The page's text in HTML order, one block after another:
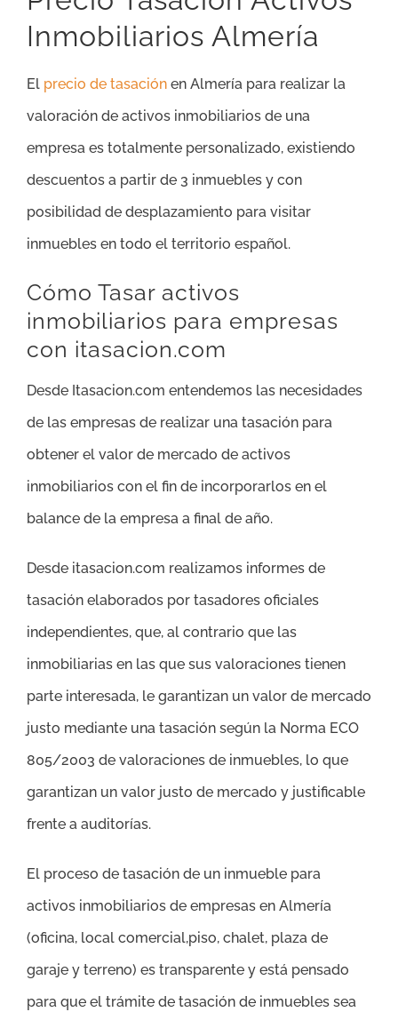
Inmobiliarios Almería
El precio de tasación en Almería para realizar la
valoración de activos inmobiliarios de una
empresa es totalmente personalizado, existiendo
descuentos a partir de 3 inmuebles y con
posibilidad de desplazamiento para visitar
inmuebles en todo el territorio español.
Cómo Tasar activos
inmobiliarios para empresas
con itasacion.com
Desde Itasacion.com entendemos las necesidades
de las empresas de realizar una tasación para
obtener el valor de mercado de activos
inmobiliarios con el fin de incorporarlos en el
balance de la empresa a final de año.
Desde itasacion.com realizamos informes de
tasación elaborados por tasadores oficiales
independientes, que, al contrario que las
inmobiliarias en las que sus valoraciones tienen
parte interesada, le garantizan un valor de mercado
justo mediante una tasación según la Norma ECO
805/2003 de valoraciones de inmuebles, lo que
garantizan un valor justo de mercado y justificable
frente a auditorías.
El proceso de tasación de un inmueble para
activos inmobiliarios de empresas en Almería
(oficina, local comercial,piso, chalet, plaza de
garaje y terreno) es transparente y está pensado
para que el trámite de tasación de inmuebles sea